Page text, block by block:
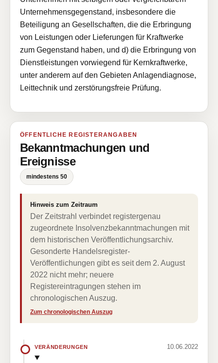
Unternehmensgegenstand, insbesondere die
Beteiligung an Gesellschaften, die die Erbringung
von Leistungen oder Lieferungen für Kraftwerke
zum Gegenstand haben, und d) die Erbringung von
Dienstleistungen vorwiegend für Kernkraftwerke,
unter anderem auf den Gebieten Anlagendiagnose,
Leittechnik und zerstörungsfreie Prüfung.
ÖFFENTLICHE REGISTERANGABEN
Bekanntmachungen und
Ereignisse
mindestens 50
Hinweis zum Zeitraum
Der Zeitstrahl verbindet registergenau
zugeordnete Insolvenzbekanntmachungen mit
dem historischen Veröffentlichungsarchiv.
Gesonderte Handelsregister-
Veröffentlichungen gibt es seit dem 2. August
2022 nicht mehr; neuere
Registereintragungen stehen im
chronologischen Auszug.
Zum chronologischen Auszug
VERÄNDERUNGEN 10.06.2022